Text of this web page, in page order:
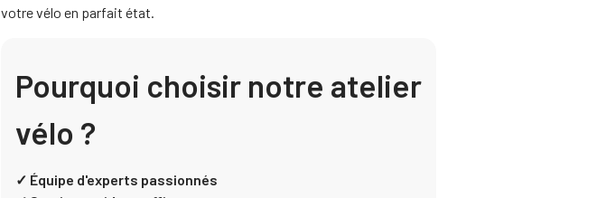
votre vélo en parfait état.
Pourquoi choisir notre atelier
vélo ?
✓ Équipe d'experts passionnés